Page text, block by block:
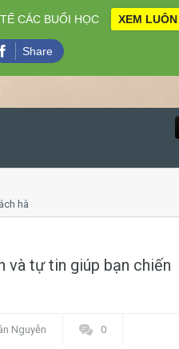
chuyên nghiệp
và tự tin giúp bạn chiến
Nguyễn 0
CÁC BUỔI HỌC XEM LUÔN
Share